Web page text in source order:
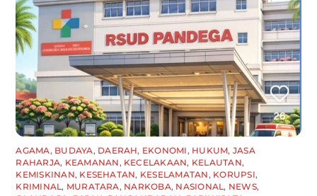
AGAMA, BUDAYA, DAERAH, EKONOMI , HUKUM, JASA
RAHARJA, KEAMANAN , KECELAKAAN, KELAUTAN,
KEMISKINAN, KESEHATAN, KESELAMATAN , KORUPSI,
KRIMINAL , MURATARA, NARKOBA, NASIONAL , NEWS,